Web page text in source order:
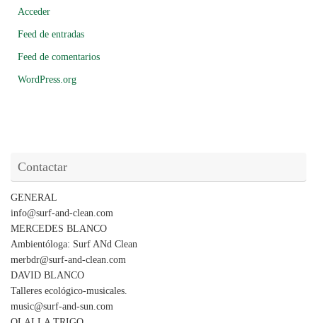
Acceder
Feed de entradas
Feed de comentarios
WordPress.org
Contactar
GENERAL
info@surf-and-clean.com
MERCEDES BLANCO
Ambientóloga: Surf ANd Clean
merbdr@surf-and-clean.com
DAVID BLANCO
Talleres ecológico-musicales.
music@surf-and-sun.com